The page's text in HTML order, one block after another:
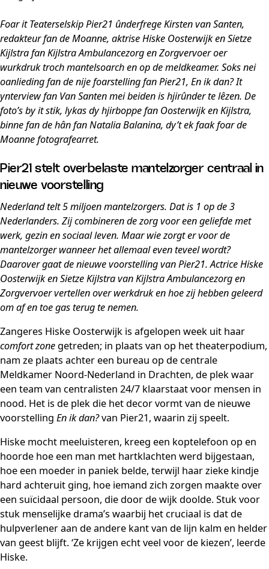
Foar it Teaterselskip Pier21 ûnderfrege Kirsten van Santen,
redakteur fan de Moanne, aktrise Hiske Oosterwijk en Sietze
Kijlstra fan Kijlstra Ambulancezorg en Zorgvervoer oer
wurkdruk troch mantelsoarch en op de meldkeamer. Soks nei
oanlieding fan de nije foarstelling fan Pier21, En ik dan? It
ynterview fan Van Santen mei beiden is hjirûnder te lêzen. De
foto’s by it stik, lykas dy hjirboppe fan Oosterwijk en Kijlstra,
binne fan de hân fan Natalia Balanina, dy’t ek faak foar de
Moanne fotografearret.
Pier21 stelt overbelaste mantelzorger centraal in
nieuwe voorstelling
Nederland telt 5 miljoen mantelzorgers. Dat is 1 op de 3
Nederlanders. Zij combineren de zorg voor een geliefde met
werk, gezin en sociaal leven. Maar wie zorgt er voor de
mantelzorger wanneer het allemaal even teveel wordt?
Daarover gaat de nieuwe voorstelling van Pier21. Actrice Hiske
Oosterwijk en Sietze Kijlstra van Kijlstra Ambulancezorg en
Zorgvervoer vertellen over werkdruk en hoe zij hebben geleerd
om af en toe gas terug te nemen.
Zangeres Hiske Oosterwijk is afgelopen week uit haar
comfort zone getreden; in plaats van op het theaterpodium,
nam ze plaats achter een bureau op de centrale
Meldkamer Noord-Nederland in Drachten, de plek waar
een team van centralisten 24/7 klaarstaat voor mensen in
nood. Het is de plek die het decor vormt van de nieuwe
voorstelling En ik dan?van Pier21, waarin zij speelt.
Hiske mocht meeluisteren, kreeg een koptelefoon op en
hoorde hoe een man met hartklachten werd bijgestaan,
hoe een moeder in paniek belde, terwijl haar zieke kindje
hard achteruit ging, hoe iemand zich zorgen maakte over
een suïcidaal persoon, die door de wijk doolde. Stuk voor
stuk menselijke drama’s waarbij het cruciaal is dat de
hulpverlener aan de andere kant van de lijn kalm en helder
van geest blijft. ‘Ze krijgen echt veel voor de kiezen’, leerde
Hiske.